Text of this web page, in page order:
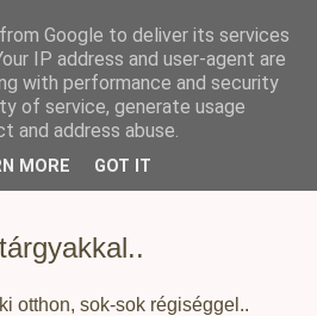
otthon, sok-sok régiséggel..
Google to deliver its services
IP address and user-agent are
with performance and security
of service, generate usage
and address abuse.
MORE GOT IT